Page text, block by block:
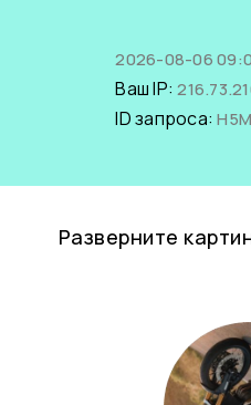
2026-08-06
Ваш IP:
ID запроса:
Разверните